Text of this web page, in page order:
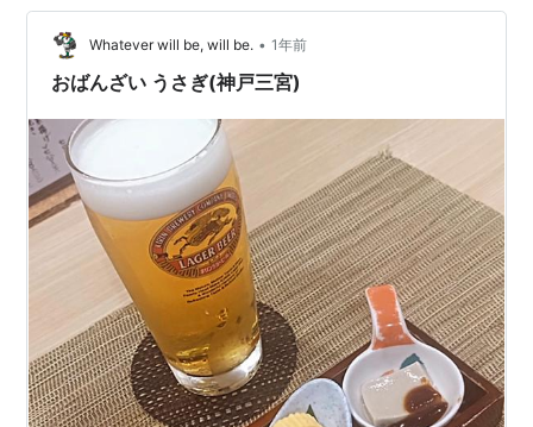
からきました
Whatever will be, will be. • 1年前
おばんざい うさぎ(神戸三宮)